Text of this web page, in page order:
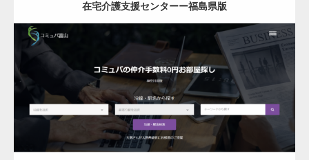
在宅介護支援センターー福島県版
更新日： 2023.03.10
在宅介護支援センター
詳細 検索サイト
通常投稿
Hello world!